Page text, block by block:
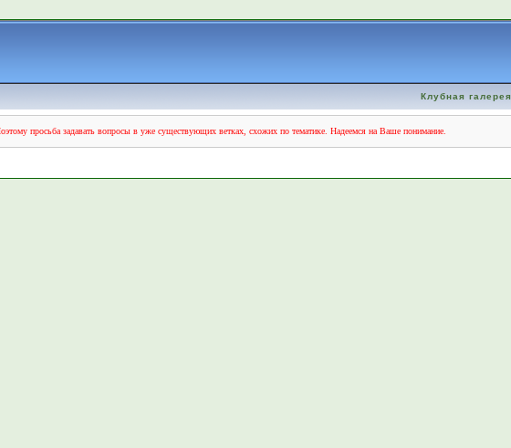
Клубная галерея
просьба задавать вопросы в уже существующих ветках, схожих по тематике. Надеемся на Ваше понимание.